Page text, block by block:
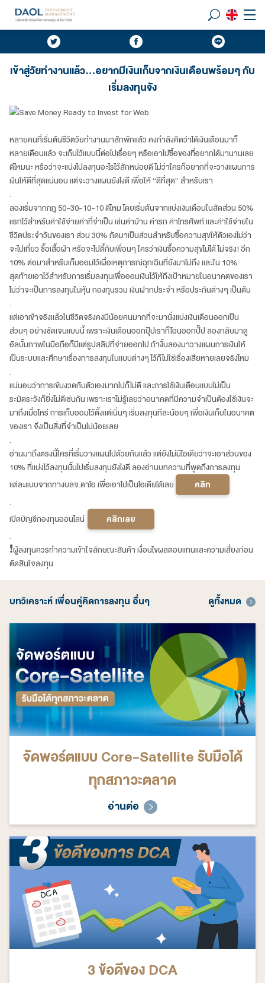
เข้าสู่วัยทำงานแล้ว...อยากมีเงินเก็บจากเงินเดือนพร้อมๆ กับ
เริ่มลงทุนจัง
หลายคนที่เริ่มต้นชีวิตวัยทำงานมาสักพักแล้ว คงกำลังคิดว่าได้เงินเดือนมาก็
หลายเดือนแล้ว จะเก็บไว้แบบนี้ต่อไปเรื่อยๆ หรือเอาไปซื้อของที่อยากได้มานานเลย
ดีไหมนะ หรือว่าจะแบ่งไปลงทุนอะไรไว้สักหน่อยดี ไม่ว่าใครก็อยากที่จะวางแผนการ
เงินให้ดีที่สุดแน่นอน แต่จะวางแผนยังไงดี เพื่อให้ “ดีที่สุด” สำหรับเรา
.
ลองเริ่มจากกฎ 50-30-10-10 ดีไหม โดยเริ่มต้นจากแบ่งเงินเดือนในสัดส่วน 50%
แรกไว้สำหรับค่าใช้จ่ายค่าที่จำเป็น เช่นค่าบ้าน ค่ารถ ค่าโทรศัพท์ และค่าใช้จ่ายใน
ชีวิตประจำวันของเรา ส่วน 30% ถัดมาเป็นส่วนสำหรับซื้อความสุขให้ตัวเองไม่ว่า
จะไปเที่ยว ซื้อเสื้อผ้า หรือจะไปตี้กับเพื่อนๆ ใครว่าเงินซื้อความสุขไม่ได้ ไม่จริง! อีก
10% ต่อมาสำหรับเก็มออมไว้เผื่อเหตุการณ์ฉุกเฉินที่ยังมาไม่ถึง และใน 10%
สุดท้ายเอาไว้สำหรับการเริ่มลงทุนเพื่อออมเงินไว้ให้ถึงเป้าหมายในอนาคตของเรา
ไม่ว่าจะเป็นการลงทุนในหุ้น กองทุนรวม เงินฝากประจำ หรือประกันต่างๆ เป็นต้น
.
แต่เอาเข้าจริงแล้วในชีวิตจริงคงมีน้อยคนมากที่จะมานั่งแบ่งเงินเดือนออกเป็น
ส่วนๆ อย่างชัดเจนแบบนี้ เพราะเงินเดือนออกปุ๊ปเราก็โอนออกปั๊ป ลองกลับมาดู
อัลบั๊มภาพในมือถือก็มีแต่รูปสลิปที่จ่ายออกไป ถ้างั้นลองมาวางแผนการเงินให้
เป็นระบบและศึกษาเรื่องการลงทุนในแบบต่างๆ ไว้ก็ไม่ใช่เรื่องเสียหายเลยจริงไหม
.
แน่นอนว่าการเข้มงวดกับตัวเองมากไปก็ไม่ดี และการใช้เงินเดือนแบบไม่เป็น
ระมัดระวังก็ยิ่งไม่ดีเช่นกัน เพราะเราไม่รู้เลยว่าอนาคตที่มีความจำเป็นต้องใช้เงินจะ
มาถึงเมื่อไหร่ การเก็บออมไว้ตั้งแต่เนิ่นๆ เริ่มลงทุนทีละน้อยๆ เพื่อเงินเก็บในอนาคต
ของเรา จึงเป็นสิ่งที่จำเป็นไม่น้อยเลย
.
อ่านมาถึงตรงนี้ใครที่เริ่มวางแผนไปด้วยกันแล้ว แต่ยังไม่มีไอเดียว่าจะเอาส่วนของ
10% ที่แบ่งไว้ลงทุนนั้นไปเริ่มลงทุนยังไงดี ลองอ่านบทความที่พูดถึงการลงทุน
แต่ละแบบจากทางบลจ.ดาโอ เพื่อเอาไปเป็นไอเดียได้เลย
คลิก
.
เปิดบัญชีกองทุนออนไลน์
คลิกเลย
.
❗️ผู้ลงทุนควรทำความเข้าใจลักษณะสินค้า เงื่อนไขผลตอบแทนและความเสี่ยงก่อน
ตัดสินใจลงทุน
บทวิเคราะห์ เพื่อนคู่คิดการลงทุน อื่นๆ ดูทั้งหมด
จัดพอร์ตแบบ Core-Satellite รับมือได้
ทุกสภาวะตลาด
อ่านต่อ
3 ข้อดีของ DCA